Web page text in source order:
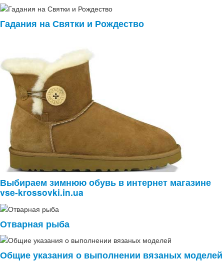
Гадания на Святки и Рождество
Выбираем зимнюю обувь в интернет магазине
vse-krossovki.in.ua
Отварная рыба
Общие указания о выполнении вязаных моделей